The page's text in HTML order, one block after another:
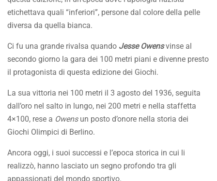
etichettava quali “inferiori”, persone dal colore della pelle
diversa da quella bianca.
Ci fu una grande rivalsa quando Jesse Owensvinse al
secondo giorno la gara dei 100 metri piani e divenne presto
il protagonista di questa edizione dei Giochi.
La sua vittoria nei 100 metri il 3 agosto del 1936, seguita
dall’oro nel salto in lungo, nei 200 metri e nella staffetta
4×100, rese a Owensun posto d’onore nella storia dei
Giochi Olimpici di Berlino.
Ancora oggi, i suoi successi e l’epoca storica in cui li
realizzò, hanno lasciato un segno profondo tra gli
appassionati del mondo sportivo.